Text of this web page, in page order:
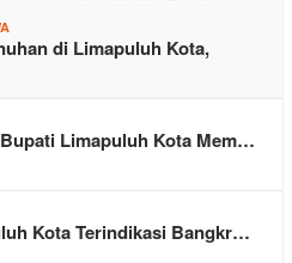
di Limapuluh Kota,
Limapuluh Kota Mem…
Kota Terindikasi Bangkr…